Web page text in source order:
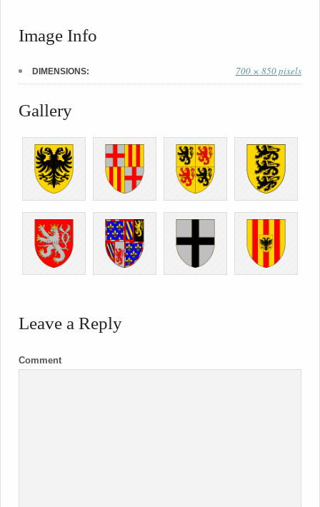
Image Info
DIMENSIONS: 700 × 850 pixels
Gallery
Leave a Reply
Comment